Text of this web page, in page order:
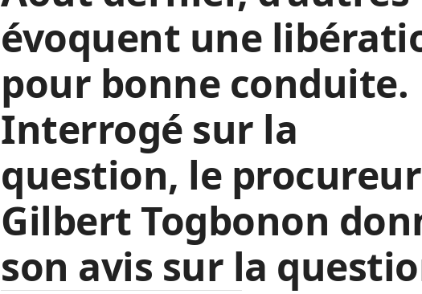
évoquent une
pour bonne conduite.
Interrogé sur la
question, le procureur
Gilbert Togbonon
son avis sur la